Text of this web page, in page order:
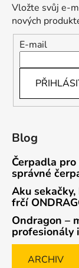
Vložte svůj e-
nových
E-mail
Blog
Čerpadla
správné
Aku
frčí
Ondragon –
profesionály
ARCHIV